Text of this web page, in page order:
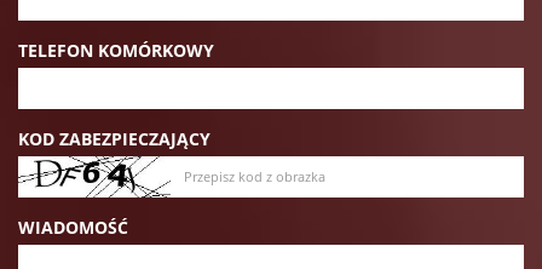
TELEFON KOMÓRKOWY
KOD ZABEZPIECZAJĄCY
WIADOMOŚĆ